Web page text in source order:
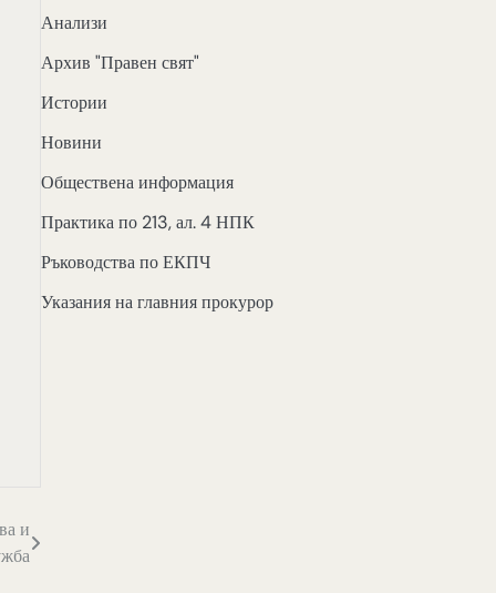
и
Анализи
Архив "Правен свят"
Истории
Новини
Обществена информация
Практика по 213, ал. 4 НПК
Ръководства по ЕКПЧ
Указания на главния прокурор